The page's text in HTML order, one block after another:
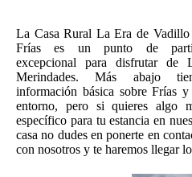
La Casa Rural La Era de Vadillo
Frías es un punto de
excepcional para disfrutar de
Merindades. Más abajo
información básica sobre Frías y
entorno, pero si quieres algo
específico para tu estancia en
casa no dudes en ponerte en
con nosotros y te haremos llegar